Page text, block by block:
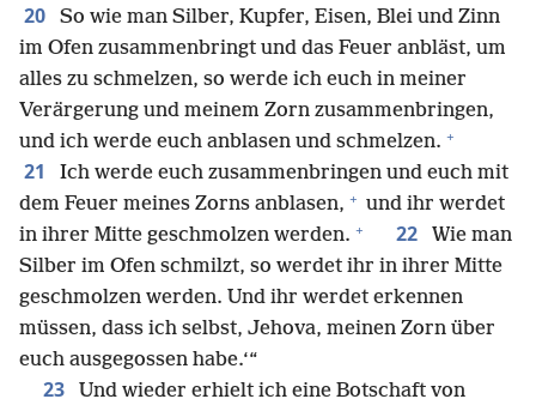
20
So wie man Silber, Kupfer, Eisen, Blei und Zinn
im Ofen zusammenbringt und das Feuer anbläst, um
alles zu schmelzen, so werde ich euch in meiner
Verärgerung und meinem Zorn zusammenbringen,
und ich werde euch anblasen und schmelzen. +
21
Ich werde euch zusammenbringen und euch mit
dem Feuer meines Zorns anblasen, + und ihr werdet
in ihrer Mitte geschmolzen werden. + 22
Wie man
Silber im Ofen schmilzt, so werdet ihr in ihrer Mitte
geschmolzen werden. Und ihr werdet erkennen
müssen, dass ich selbst, Jehova, meinen Zorn über
euch ausgegossen habe.‘“
23 Und wieder erhielt ich eine Botschaft von